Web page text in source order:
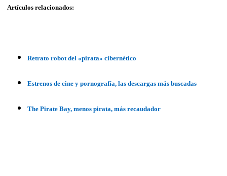
Artículos relacionados:
Retrato robot del «pirata» cibernético
Estrenos de cine y pornografía, las descargas más buscadas
The Pirate Bay, menos pirata, más recaudador